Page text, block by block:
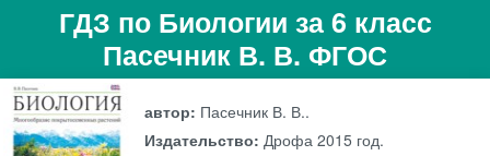
ГДЗ по Биологии за 6 класс
Пасечник В. В. ФГОС
автор: Пасечник В. В..
Издательство:Дрофа 2015 год.